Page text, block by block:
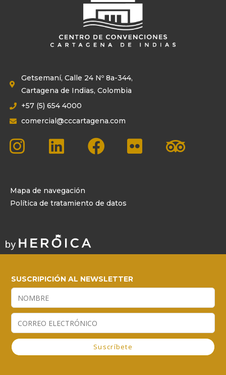
Getsemaní, Calle 24 Nº 8a-344,
Cartagena de Indias, Colombia
+57 (5) 654 4000
comercial@cccartagena.com
Mapa de navegación
Política de tratamiento de datos
SUSCRIPICIÓN AL NEWSLETTER